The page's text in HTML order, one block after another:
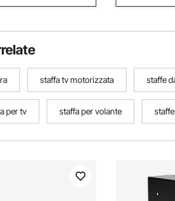
staffa tv motorizzata staffe
per tv staffa per volante